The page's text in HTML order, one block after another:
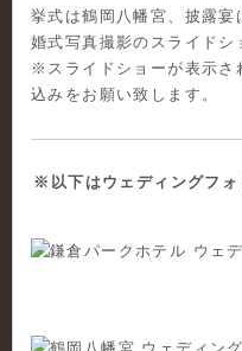
挙式は鶴岡八幡宮、披露
婚式写真撮影のスライドシ
※スライドショーが表示さ
込みをお願い致します。
※以下はウェディングフォ